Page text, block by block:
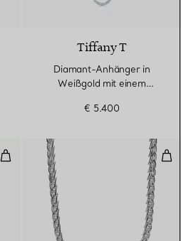
3 Materialien
Tiffany T
Diamant-Anhänger in
Weißgold mit einem
Baguetteschliff
€ 5.400
Großer Kreisanhänger in Platin